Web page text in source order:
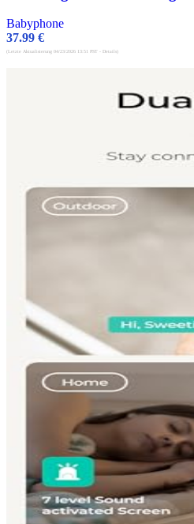
Babyphone
37.99 €
(Letzte Aktualisierung 04/23/2026 13:51 PST - Details)